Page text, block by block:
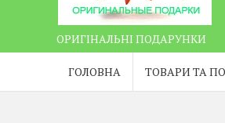
ОРИГІНАЛЬНІ ПОДАРУНКИ
ГОЛОВНА ТОВАРИ ТА